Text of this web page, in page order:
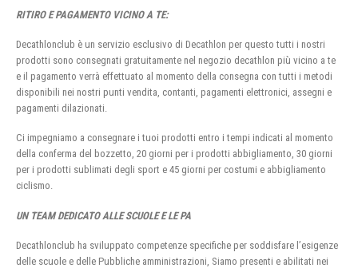
RITIRO E PAGAMENTO VICINO A TE:
Decathlonclub è un servizio esclusivo di Decathlon per questo tutti i nostri
prodotti sono consegnati gratuitamente nel negozio decathlon più vicino a te
e il pagamento verrà effettuato al momento della consegna con tutti i metodi
disponibili nei nostri punti vendita, contanti, pagamenti elettronici, assegni e
pagamenti dilazionati.
Ci impegniamo a consegnare i tuoi prodotti entro i tempi indicati al momento
della conferma del bozzetto, 20 giorni per i prodotti abbigliamento, 30 giorni
per i prodotti sublimati degli sport e 45 giorni per costumi e abbigliamento
ciclismo.
UN TEAM DEDICATO ALLE SCUOLE E LE PA
Decathlonclub ha sviluppato competenze specifiche per soddisfare l’esigenze
delle scuole e delle Pubbliche amministrazioni, Siamo presenti e abilitati nei